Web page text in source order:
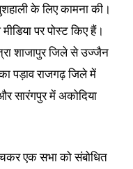
के लिए कामना की।
पर पोस्ट किए हैं।
शाजापुर जिले से उज्जैन
पड़ाव राजगढ़ जिले में
सारंगपुर में अकोदिया
एक सभा को संबोधित